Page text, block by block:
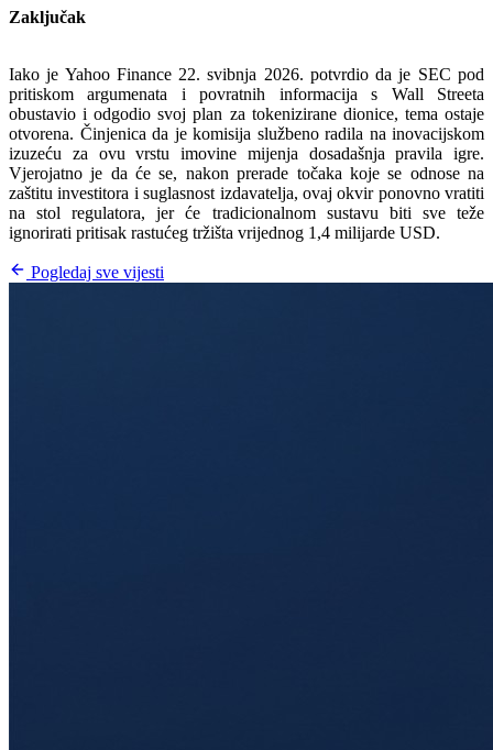
Zaključak
Iako je Yahoo Finance 22. svibnja 2026. potvrdio da je SEC pod
pritiskom argumenata i povratnih informacija s Wall Streeta
obustavio i odgodio svoj plan za tokenizirane dionice, tema ostaje
otvorena. Činjenica da je komisija službeno radila na inovacijskom
izuzeću za ovu vrstu imovine mijenja dosadašnja pravila igre.
Vjerojatno je da će se, nakon prerade točaka koje se odnose na
zaštitu investitora i suglasnost izdavatelja, ovaj okvir ponovno vratiti
na stol regulatora, jer će tradicionalnom sustavu biti sve teže
ignorirati pritisak rastućeg tržišta vrijednog 1,4 milijarde USD.
Pogledaj sve vijesti